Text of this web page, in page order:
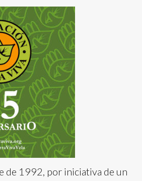
de 1992, por iniciativa de un